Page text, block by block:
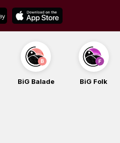
BiG Balade BiG Folk